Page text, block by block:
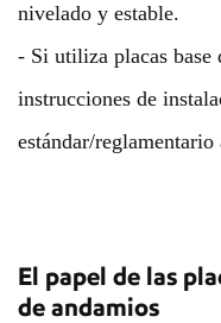
nivelado y estable.
- Si utiliza placas base
instrucciones de
estándar/
El papel de las
de andamios